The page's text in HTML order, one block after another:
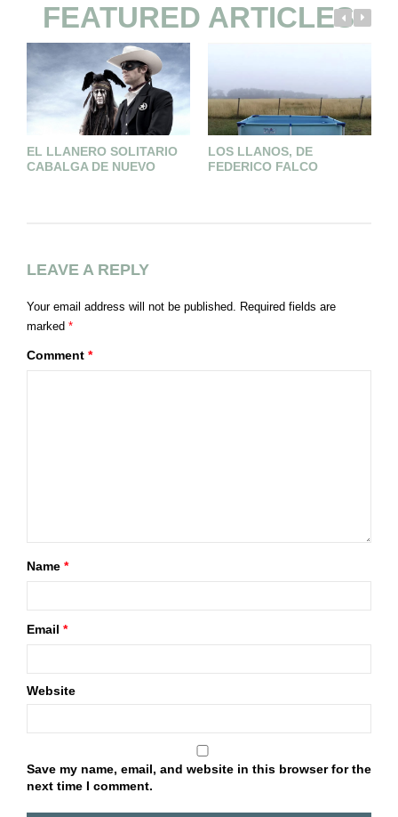
FEATURED ARTICLES
EL LLANERO SOLITARIO
CABALGA DE NUEVO
LOS LLANOS, DE
FEDERICO FALCO
LEAVE A REPLY
Your email address will not be published. Required fields are
marked *
Comment *
Name *
Email *
Website
Save my name, email, and website in this browser for the
next time I comment.